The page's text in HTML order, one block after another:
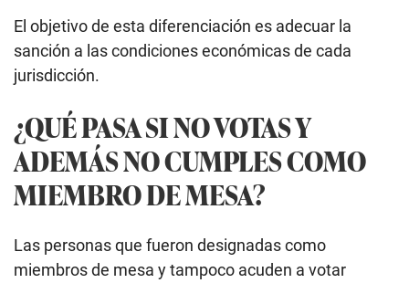
El objetivo de esta diferenciación es adecuar la
sanción a las condiciones económicas de cada
jurisdicción.
¿QUÉ PASA SI NO VOTAS Y
ADEMÁS NO CUMPLES COMO
MIEMBRO DE MESA?
Las personas que fueron designadas como
miembros de mesa y tampoco acuden a votar